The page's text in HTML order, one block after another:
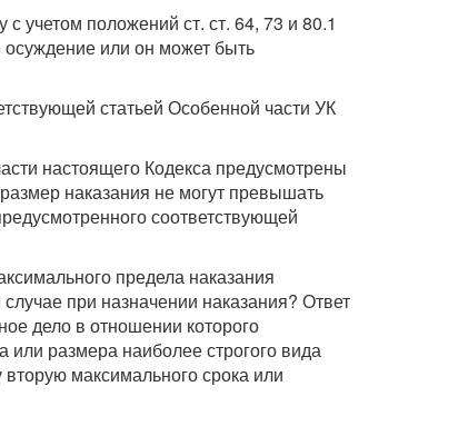
учетом положений ст. ст. 64, 73 и 80.1
или он может быть
статьей Особенной части УК
настоящего Кодекса предусмотрены
наказания не могут превышать
соответствующей
предела наказания
при назначении наказания? Ответ
дело в отношении которого
размера наиболее строгого вида
максимального срока или